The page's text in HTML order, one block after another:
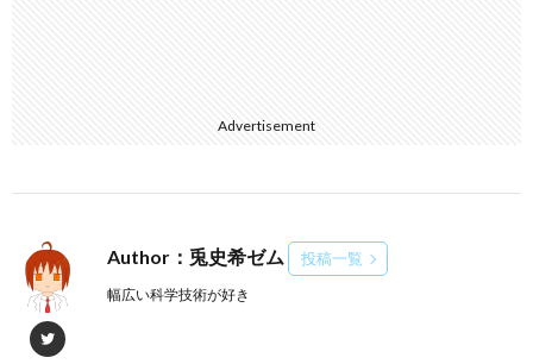
Advertisement
Author：兎史希ゼム 投稿一覧
幅広い科学技術が好き